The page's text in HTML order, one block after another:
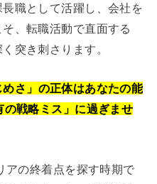
職として活躍し、会社を
、転職活動で直面する
突き刺さります。
さ」の正体はあなたの能
戦略ミス」に過ぎませ
アの終着点を探す時期で